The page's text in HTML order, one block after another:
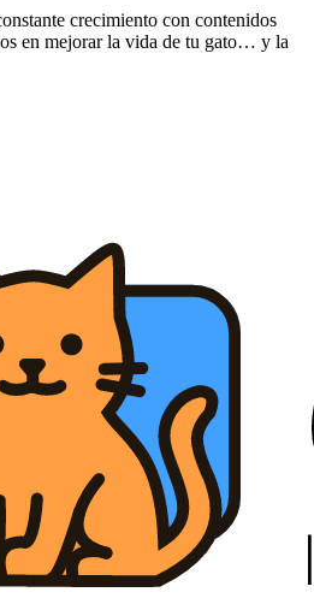
crecimiento con contenidos
en mejorar la vida de tu gato… y la